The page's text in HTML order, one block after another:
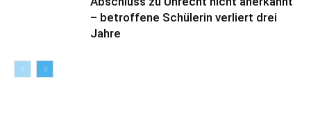
– betroffene Schülerin verliert drei
Jahre